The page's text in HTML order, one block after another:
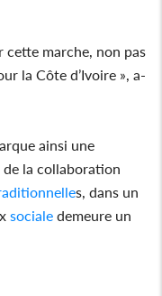
cette marche, non pas
la Côte d’Ivoire », a-
ainsi une
la collaboration
s, dans un
sociale demeure un